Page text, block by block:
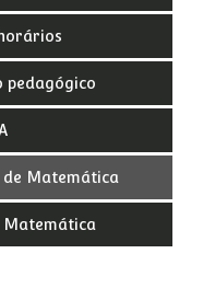
pedagógico
de Matemática
Matemática